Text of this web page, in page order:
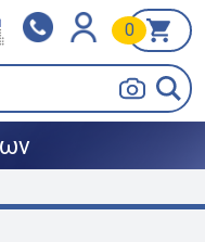
0
BOX NOW